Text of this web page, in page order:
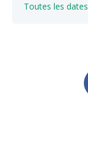
Toutes les dates